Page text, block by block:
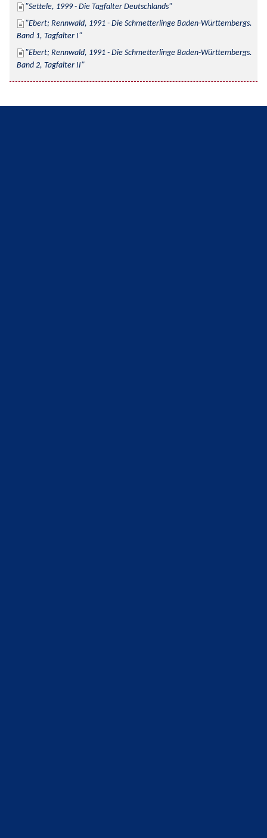
Settele, 1999 - Die Tagfalter Deutschlands
Ebert; Rennwald, 1991 - Die Schmetterlinge Baden-Württembergs.
Band 1, Tagfalter I
Ebert; Rennwald, 1991 - Die Schmetterlinge Baden-Württembergs.
Band 2, Tagfalter II